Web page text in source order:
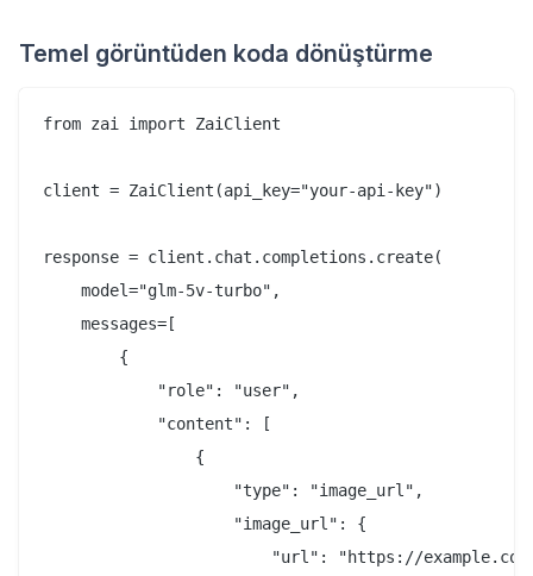
Temel görüntüden koda dönüştürme
from zai import ZaiClient
client = ZaiClient(api_key="your-api-key")
response = client.chat.completions.create(
    model="glm-5v-turbo",
    messages=[
        {
            "role": "user",
            "content": [
                {
                    "type": "image_url",
                    "image_url": {
"url": "https://